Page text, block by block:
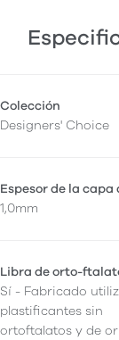
Colección
Designers' Choice
Espesor de la capa
1,0mm
Libra de orto-
Sí - Fabricado
plastificantes sin
ortoftalatos y de